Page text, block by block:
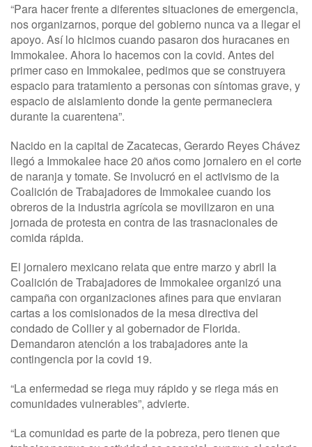
“Para hacer frente a diferentes situaciones de emergencia,
nos organizarnos, porque del gobierno nunca va a llegar el
apoyo. Así lo hicimos cuando pasaron dos huracanes en
Immokalee. Ahora lo hacemos con la covid. Antes del
primer caso en Immokalee, pedimos que se construyera
espacio para tratamiento a personas con síntomas grave, y
espacio de aislamiento donde la gente permaneciera
durante la cuarentena”.
Nacido en la capital de Zacatecas, Gerardo Reyes Chávez
llegó a Immokalee hace 20 años como jornalero en el corte
de naranja y tomate. Se involucró en el activismo de la
Coalición de Trabajadores de Immokalee cuando los
obreros de la industria agrícola se movilizaron en una
jornada de protesta en contra de las trasnacionales de
comida rápida.
El jornalero mexicano relata que entre marzo y abril la
Coalición de Trabajadores de Immokalee organizó una
campaña con organizaciones afines para que enviaran
cartas a los comisionados de la mesa directiva del
condado de Collier y al gobernador de Florida.
Demandaron atención a los trabajadores ante la
contingencia por la covid 19.
“La enfermedad se riega muy rápido y se riega más en
comunidades vulnerables”, advierte.
“La comunidad es parte de la pobreza, pero tienen que